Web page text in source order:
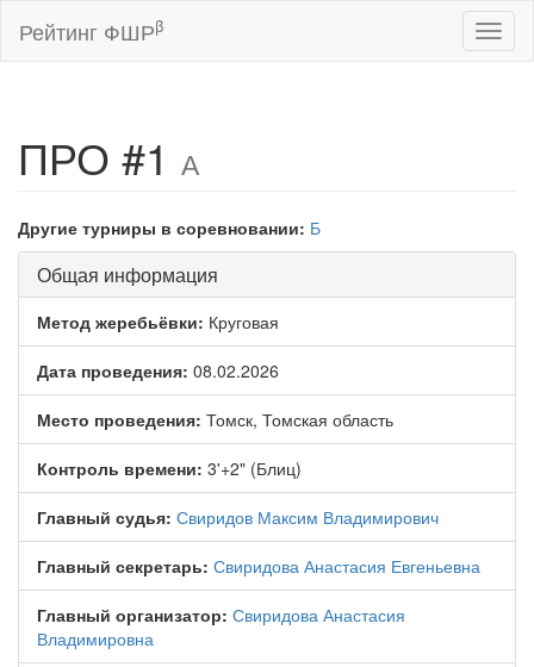
Рейтинг ФШРβ
ПРО #1 А
Другие турниры в соревновании: Б
Общая информация
Метод жеребьёвки: Круговая
Дата проведения: 08.02.2026
Место проведения: Томск, Томская область
Контроль времени: 3'+2" (Блиц)
Главный судья: Свиридов Максим Владимирович
Главный секретарь: Свиридова Анастасия Евгеньевна
Главный организатор: Свиридова Анастасия
Владимировна